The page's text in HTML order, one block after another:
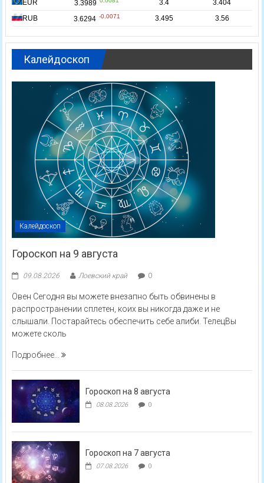
Калейдоскоп
Калейдоскоп
Гороскоп на 9 августа
09.08.2026 Лоевский край 0
Овен Сегодня вы можете внезапно быть обвинены в
распространении сплетен, коих вы никогда даже и не
слышали. Постарайтесь обеспечить себе алиби. ТелецВы
можете сколь
Подробнее...
Гороскоп на 8 августа
08.08.2026 0
Гороскоп на 7 августа
07.08.2026 0